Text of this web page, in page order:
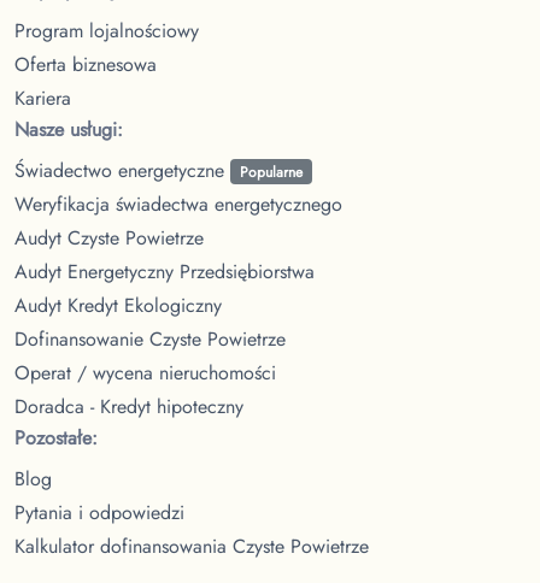
Program lojalnościowy
Oferta biznesowa
Kariera
Nasze usługi:
Świadectwo energetyczne
Popularne
Weryfikacja świadectwa energetycznego
Audyt Czyste Powietrze
Audyt Energetyczny Przedsiębiorstwa
Audyt Kredyt Ekologiczny
Dofinansowanie Czyste Powietrze
Operat / wycena nieruchomości
Doradca - Kredyt hipoteczny
Pozostałe:
Blog
Pytania i odpowiedzi
Kalkulator dofinansowania Czyste Powietrze